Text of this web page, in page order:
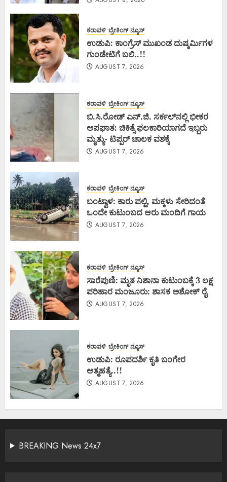
ಕರಾವಳಿ ಬ್ರೇಕಿಂಗ್ ನ್ಯೂಸ್
ಉಡುಪಿ: ಕಾಂಗ್ರೆಸ್ ಮುಖಂಡ ದುಷ್ಕರ್ಮಿಗಳ
ಗುಂಡೇಟಿಗೆ ಬಲಿ..!!
AUGUST 7, 2026
ಕರಾವಳಿ ಬ್ರೇಕಿಂಗ್ ನ್ಯೂಸ್
ಬಿ.ಸಿ.ರೋಡ್ ಎನ್.ಜಿ. ಸರ್ಕಲ್‌ನಲ್ಲಿ ಭೀಕರ
ಅಪಘಾತ: ಚಿಕಿತ್ಸೆ ಫಲಕಾರಿಯಾಗದೆ ಇಬ್ಬರು
ಮೃತ್ಯು- ಟಿಪ್ಪರ್ ಚಾಲಕ ವಶಕ್ಕೆ
AUGUST 7, 2026
ಕರಾವಳಿ ಬ್ರೇಕಿಂಗ್ ನ್ಯೂಸ್
ಬಂಟ್ವಾಳ: ಕಾರು ಪಲ್ಟಿ, ಮಕ್ಕಳು ಸೇರಿದಂತೆ
ಒಂದೇ ಕುಟುಂಬದ ಆರು ಮಂದಿಗೆ ಗಾಯ
AUGUST 7, 2026
ಕರಾವಳಿ ಬ್ರೇಕಿಂಗ್ ನ್ಯೂಸ್
ಸಾರೆಪುಣಿ: ಮೃತ ನಿಶಾನಾ ಕುಟುಂಬಕ್ಕೆ 3 ಲಕ್ಷ
ಪರಿಹಾರ ಮಂಜೂರು: ಶಾಸಕ ಅಶೋಕ್ ರೈ
AUGUST 7, 2026
ಕರಾವಳಿ ಬ್ರೇಕಿಂಗ್ ನ್ಯೂಸ್
ಉಡುಪಿ: ರೂಪದರ್ಶಿ ಕೃತಿ ಬಂಗೇರ
ಆತ್ಮಹತ್ಯೆ..!!
AUGUST 7, 2026
BREAKING News 24x7